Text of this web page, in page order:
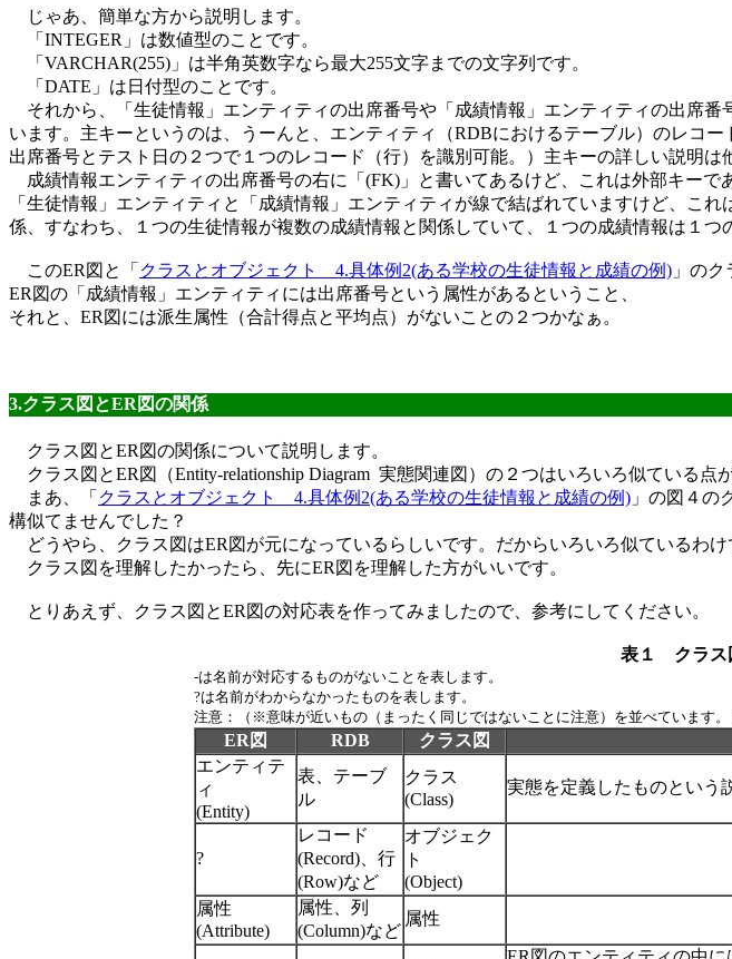
じゃあ、簡単な方から説明します。
「INTEGER」は数値型のことです。
「VARCHAR(255)」は半角英数字なら最大255文字までの文字列です。
「DATE」は日付型のことです。
それから、「生徒情報」エンティティの出席番号や「成績情報」エンティティの出席
います。主キーというのは、うーんと、エンティティ（RDBにおけるテーブル）のレコ
出席番号とテスト日の２つで１つのレコード（行）を識別可能。）主キーの詳しい説明は
成績情報エンティティの出席番号の右に「(FK)」と書いてあるけど、これは外部キーで
「生徒情報」エンティティと「成績情報」エンティティが線で結ばれていますけど、こ
係、すなわち、１つの生徒情報が複数の成績情報と関係していて、１つの成績情報は１つ
このER図と「 クラスとオブジェクト 4.具体例2(ある学校の生徒情報と成績の例) 」のク
ER図の「成績情報」エンティティには出席番号という属性があるということ、
それと、ER図には派生属性（合計得点と平均点）がないことの２つかなぁ。
3.クラス図とER図の関係
クラス図とER図の関係について説明します。
クラス図とER図（Entity-relationship Diagram 実態関連図）の２つはいろいろ似ている点
まあ、「 クラスとオブジェクト 4.具体例2(ある学校の生徒情報と成績の例) 」の図４の
構似てませんでした？
どうやら、クラス図はER図が元になっているらしいです。だからいろいろ似ているわけ
クラス図を理解したかったら、先にER図を理解した方がいいです。
とりあえず、クラス図とER図の対応表を作ってみましたので、参考にしてください。
表１ クラス
-は名前が対応するものがないことを表します。
?は名前がわからなかったものを表します。
注意：（※意味が近いもの（まったく同じではないことに注意）を並べています。
ER図 RDB クラス図
エンティテ
ィ
(Entity)
表、テーブ
ル
クラス
(Class)
実態を定義したものという
?
レコード
(Record)、行
(Row)など
オブジェク
ト
(Object)
属性
(Attribute)
属性、列
(Column)など
属性